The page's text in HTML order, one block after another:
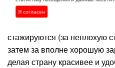
количество работников, и
стажируются (за неплохую
затем за вполне хорошую
делая страну красивее и
Я согласен